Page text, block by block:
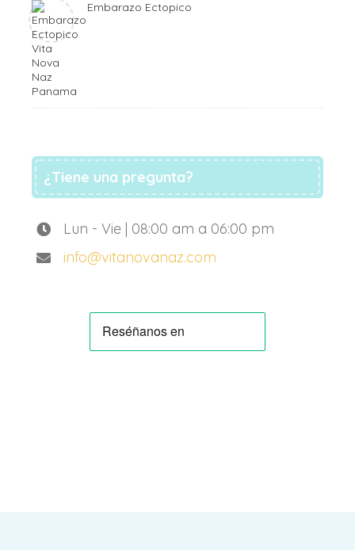
Embarazo Ectopico
¿Tiene una pregunta?
Lun - Vie | 08:00 am a 06:00 pm
info@vitanovanaz.com